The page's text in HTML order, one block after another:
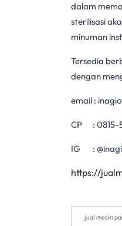
dalam
sterilisasi
minuman
Tersedia
dengan
email :
CP : 0815-
IG :
https://
jual mesin